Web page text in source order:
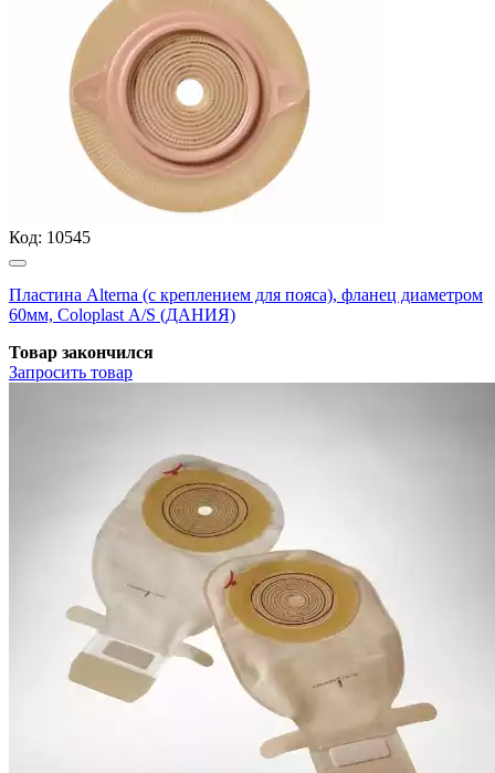
Код: 10545
Пластина Alterna (с креплением для пояса), фланец диаметром
60мм, Coloplast А/S (ДАНИЯ)
Товар закончился
Запросить товар